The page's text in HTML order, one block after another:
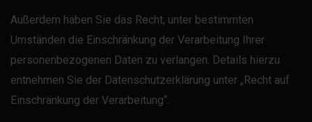
Außerdem haben Sie das Recht, unter bestimmten
Umständen die Einschränkung der Verarbeitung Ihrer
personenbezogenen Daten zu verlangen. Details hierzu
entnehmen Sie der Datenschutzerklärung unter „Recht auf
Einschränkung der Verarbeitung“.